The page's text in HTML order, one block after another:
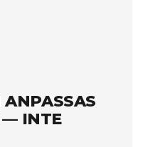
ANPASSAS
— INTE